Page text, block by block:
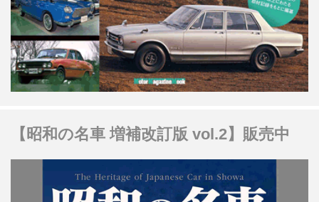
【昭和の名車 増補改訂版 vol.2】販売中